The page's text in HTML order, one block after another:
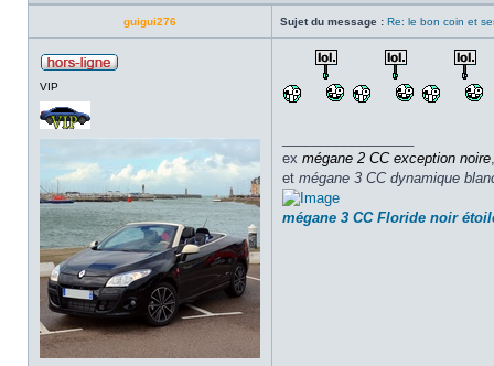
guigui276 Sujet du message : Re: le bon coin et
VIP
ex mégane 2 CC exception noire
et mégane 3 CC dynamique
mégane 3 CC Floride noir